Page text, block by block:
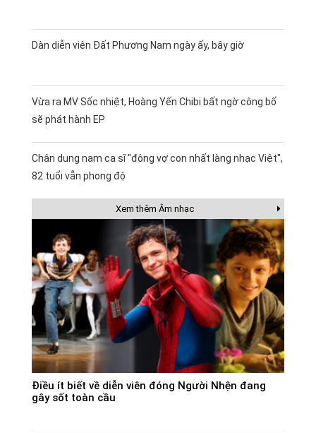
Dàn diễn viên Đất Phương Nam ngày ấy, bây giờ
Vừa ra MV Sốc nhiệt, Hoàng Yến Chibi bất ngờ công bố
sẽ phát hành EP
Chân dung nam ca sĩ "đông vợ con nhất làng nhạc Việt",
82 tuổi vẫn phong độ
Xem thêm Âm nhạc
Điều ít biết về diễn viên đóng Người Nhện đang
gây sốt toàn cầu